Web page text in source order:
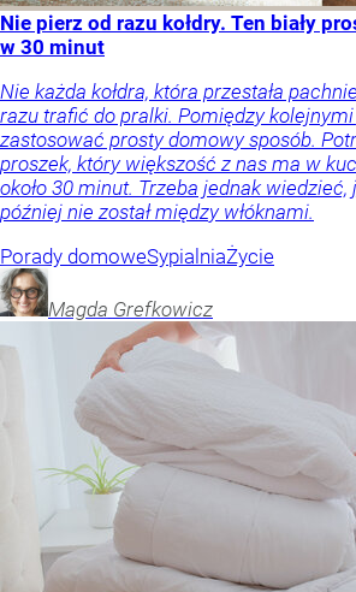
Nie pierz od razu kołdry. Ten biały
w 30 minut
Nie każda kołdra, która przestała
razu trafić do pralki. Pomiędzy
zastosować prosty domowy sposób.
proszek, który większość z nas ma w
około 30 minut. Trzeba jednak wiedzieć,
później nie został między włóknami.
Porady domoweSypialniaŻycie
Magda Grefkowicz